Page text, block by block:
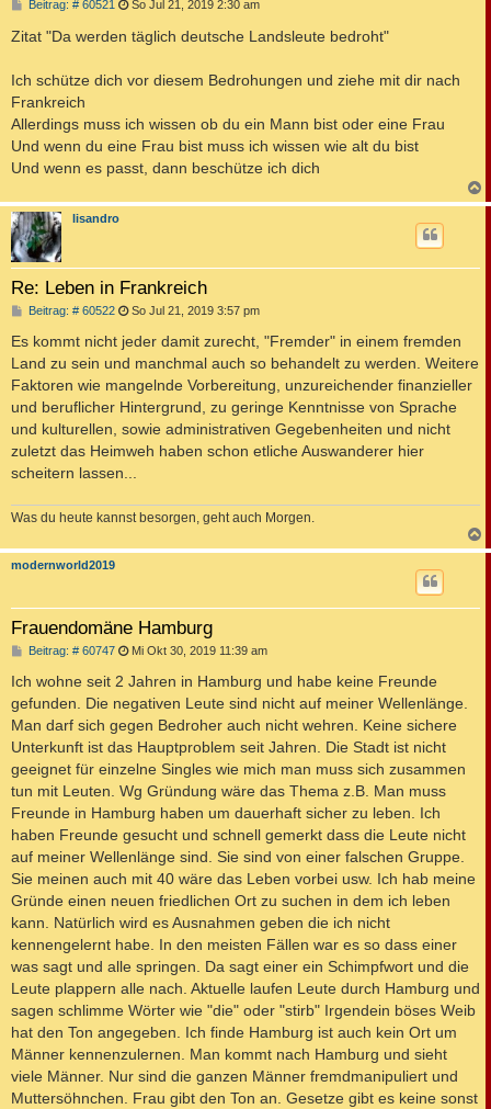
Beitrag: # 60521 B
i
t
a
g
So Jul 21, 2019 2:30 am
Zitat "Da werden täglich deutsche Landsleute bedroht"
Ich schütze dich vor diesem Bedrohungen und ziehe mit dir nach
Frankreich
Allerdings muss ich wissen ob du ein Mann bist oder eine Frau
Und wenn du eine Frau bist muss ich wissen wie alt du bist
Und wenn es passt, dann beschütze ich dich
a
lisandro
Re: Leben in Frankreich
Beitrag: # 60522B
i
r
a
g
So Jul 21, 2019 3:57 pm
Es kommt nicht jeder damit zurecht, "Fremder" in einem fremden
Land zu sein und manchmal auch so behandelt zu werden. Weitere
Faktoren wie mangelnde Vorbereitung, unzureichender finanzieller
und beruflicher Hintergrund, zu geringe Kenntnisse von Sprache
und kulturellen, sowie administrativen Gegebenheiten und nicht
zuletzt das Heimweh haben schon etliche Auswanderer hier
scheitern lassen...
Was du heute kannst besorgen, geht auch Morgen.
a
modernworld2019
Frauendomäne Hamburg
Beitrag: # 60747B
r
a
g
Mi Okt 30, 2019 11:39 am
Ich wohne seit 2 Jahren in Hamburg und habe keine Freunde
gefunden. Die negativen Leute sind nicht auf meiner Wellenlänge.
Man darf sich gegen Bedroher auch nicht wehren. Keine sichere
Unterkunft ist das Hauptproblem seit Jahren. Die Stadt ist nicht
geeignet für einzelne Singles wie mich man muss sich zusammen
tun mit Leuten. Wg Gründung wäre das Thema z.B. Man muss
Freunde in Hamburg haben um dauerhaft sicher zu leben. Ich
haben Freunde gesucht und schnell gemerkt dass die Leute nicht
auf meiner Wellenlänge sind. Sie sind von einer falschen Gruppe.
Sie meinen auch mit 40 wäre das Leben vorbei usw. Ich hab meine
Gründe einen neuen friedlichen Ort zu suchen in dem ich leben
kann. Natürlich wird es Ausnahmen geben die ich nicht
kennengelernt habe. In den meisten Fällen war es so dass einer
was sagt und alle springen. Da sagt einer ein Schimpfwort und die
Leute plappern alle nach. Aktuelle laufen Leute durch Hamburg und
sagen schlimme Wörter wie "die" oder "stirb" Irgendein böses Weib
hat den Ton angegeben. Ich finde Hamburg ist auch kein Ort um
Männer kennenzulernen. Man kommt nach Hamburg und sieht
viele Männer. Nur sind die ganzen Männer fremdmanipuliert und
Muttersöhnchen. Frau gibt den Ton an. Gesetze gibt es keine sonst